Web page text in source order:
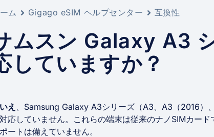
ム Gigago eSIM ヘルプセンター 互換性
ムスン Galaxy A3
していますか？
え 、Samsung Galaxy A3シリーズ（A3、A3（2016）
応していません。これらの端末は従来のナノSIMカー
ートは備えていません。